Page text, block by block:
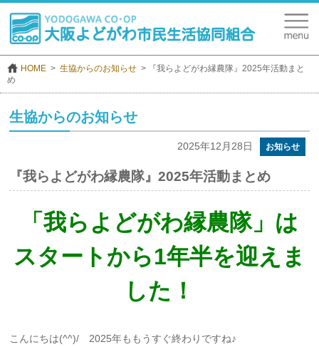
HOME 生協からのお知らせ
『我らよどがわ縁農隊』2025年活動まと
め
生協からのお知らせ
2025年12月28日 お知らせ
『我らよどがわ縁農隊』2025年活動まとめ
「我らよどがわ縁農隊」は
スタートから1年半を迎えま
した！
こんにちは(^^)/ 2025年ももうすぐ終わりですね♪